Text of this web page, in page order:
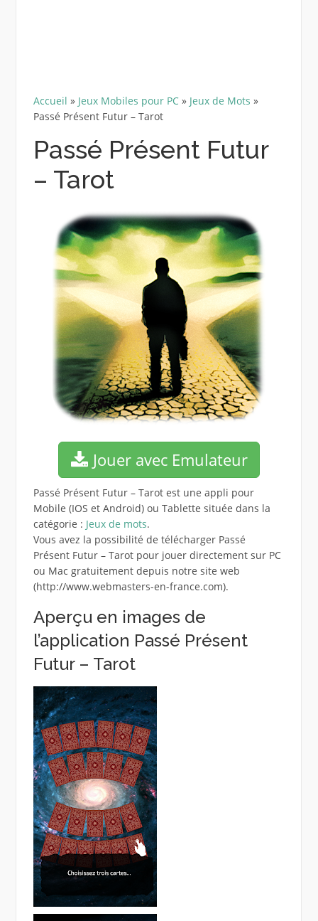
Accueil » Jeux Mobiles pour PC» Jeux de Mots »
Passé Présent Futur – Tarot
Passé Présent Futur
– Tarot
Jouer avec Emulateur
Passé Présent Futur – Tarot est une appli pour
Mobile (IOS et Android) ou Tablette située dans la
catégorie : Jeux de mots.
Vous avez la possibilité de télécharger Passé
Présent Futur – Tarot pour jouer directement sur PC
ou Mac gratuitement depuis notre site web
(http://www.webmasters-en-france.com).
Aperçu en images de
l’application Passé Présent
Futur – Tarot